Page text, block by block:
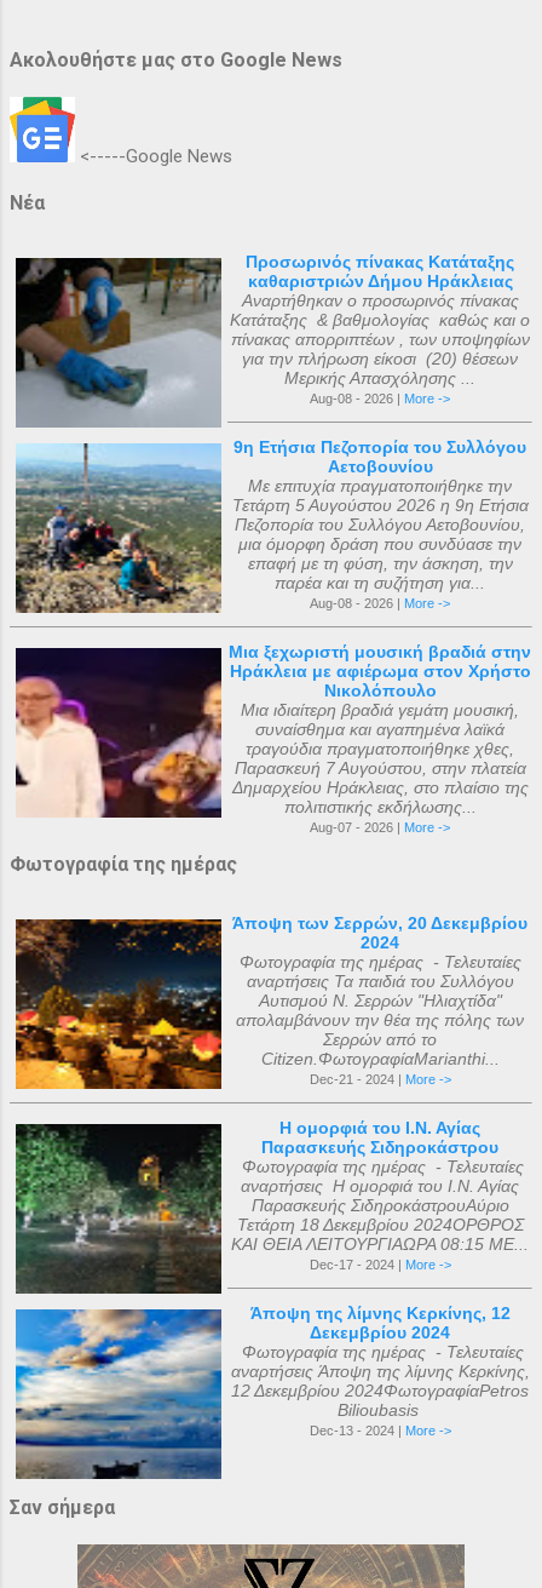
Ακολουθήστε μας στο Google News
<-----Google News
Νέα
Προσωρινός πίνακας Κατάταξης
καθαριστριών Δήμου Ηράκλειας
Αναρτήθηκαν ο προσωρινός πίνακας
Κατάταξης & βαθμολογίας καθώς και ο
πίνακας απορριπτέων , των υποψηφίων
για την πλήρωση είκοσι (20) θέσεων
Μερικής Απασχόλησης ...
Aug-08 - 2026 | More ->
9η Ετήσια Πεζοπορία του Συλλόγου
Αετοβουνίου
Με επιτυχία πραγματοποιήθηκε την
Τετάρτη 5 Αυγούστου 2026 η 9η Ετήσια
Πεζοπορία του Συλλόγου Αετοβουνίου,
μια όμορφη δράση που συνδύασε την
επαφή με τη φύση, την άσκηση, την
παρέα και τη συζήτηση για...
Aug-08 - 2026 | More ->
Μια ξεχωριστή μουσική βραδιά στην
Ηράκλεια με αφιέρωμα στον Χρήστο
Νικολόπουλο
Μια ιδιαίτερη βραδιά γεμάτη μουσική,
συναίσθημα και αγαπημένα λαϊκά
τραγούδια πραγματοποιήθηκε χθες,
Παρασκευή 7 Αυγούστου, στην πλατεία
Δημαρχείου Ηράκλειας, στο πλαίσιο της
πολιτιστικής εκδήλωσης...
Aug-07 - 2026 | More ->
Φωτογραφία της ημέρας
Άποψη των Σερρών, 20 Δεκεμβρίου
2024
Φωτογραφία της ημέρας - Τελευταίες
αναρτήσεις Τα παιδιά του Συλλόγου
Αυτισμού Ν. Σερρών "Ηλιαχτίδα"
απολαμβάνουν την θέα της πόλης των
Σερρών από το
Citizen.ΦωτογραφίαMarianthi...
Dec-21 - 2024 | More ->
Η ομορφιά του Ι.Ν. Αγίας
Παρασκευής Σιδηροκάστρου
Φωτογραφία της ημέρας - Τελευταίες
αναρτήσεις Η ομορφιά του Ι.Ν. Αγίας
Παρασκευής ΣιδηροκάστρουΑύριο
Τετάρτη 18 Δεκεμβρίου 2024ΟΡΘΡΟΣ
ΚΑΙ ΘΕΙΑ ΛΕΙΤΟΥΡΓΙΑΩΡΑ 08:15 ΜΕ...
Dec-17 - 2024 | More ->
Άποψη της λίμνης Κερκίνης, 12
Δεκεμβρίου 2024
Φωτογραφία της ημέρας - Τελευταίες
αναρτήσεις Άποψη της λίμνης Κερκίνης,
12 Δεκεμβρίου 2024ΦωτογραφίαPetros
Bilioubasis
Dec-13 - 2024 | More ->
Σαν σήμερα